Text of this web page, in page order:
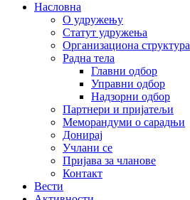
Насловна
О удружењу
Статут удружења
Организациона структура
Радна тела
Главни одбор
Управни одбор
Надзорни одбор
Партнери и пријатељи
Меморандуми о сарадњи
Донирај
Учлани се
Пријава за чланове
Контакт
Вести